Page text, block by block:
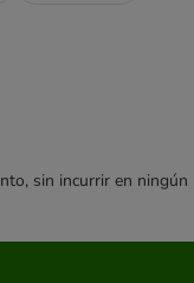
sin incurrir en ningún